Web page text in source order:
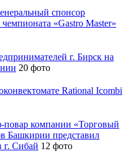
спонсор
«Gastro Master»
г. Бирск на
20 фото
Rational Icombi
компании «Торговый
Башкирии представил
г. Сибай 12 фото